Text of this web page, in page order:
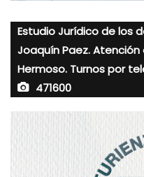
Estudio Jurídico de los
Joaquín Paez.
Hermoso. Turnos por
471600